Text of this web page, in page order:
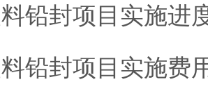
铅封项目实施进
铅封项目实施费